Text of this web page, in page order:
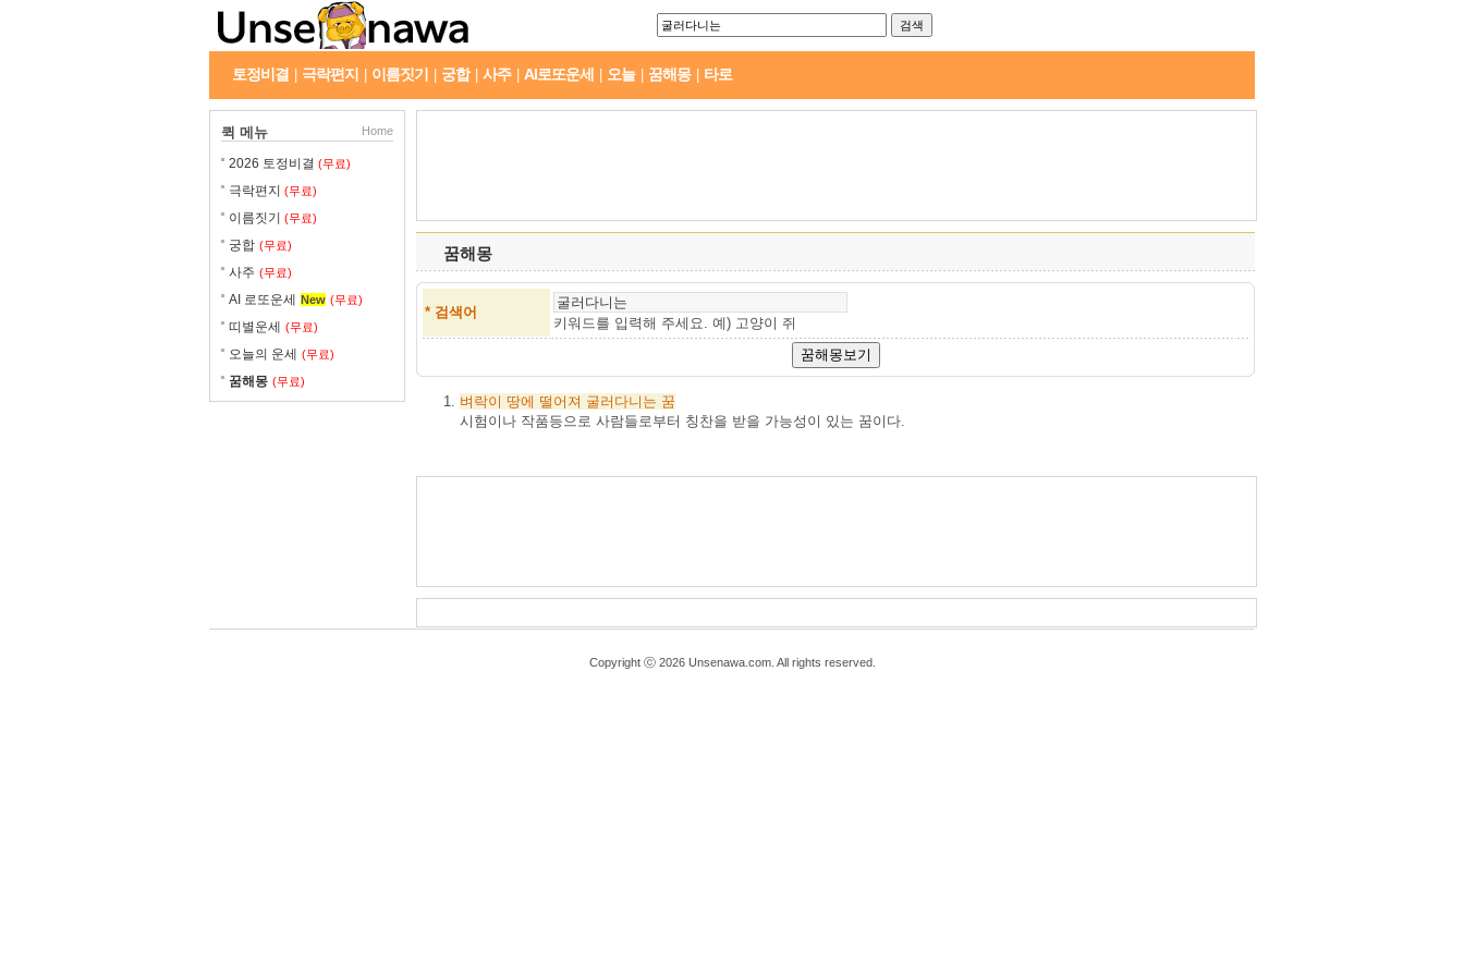
토정비결 극락편지 이름짓기 궁합 사주 AI로또운세 오늘 꿈해몽 타로
퀵 메뉴 Home
2026 토정비결 (무료)
극락편지 (무료)
이름짓기 (무료)
궁합 (무료)
사주 (무료)
AI 로또운세 New (무료)
띠별운세 (무료)
오늘의 운세 (무료)
꿈해몽 (무료)
꿈해몽
* 검색어
키워드를 입력해 주세요. 예) 고양이 쥐
벼락이 땅에 떨어져 굴러다니는 꿈
시험이나 작품등으로 사람들로부터 칭찬을 받을 가능성이 있는 꿈이다.
Copyright ⓒ 2026 Unsenawa.com. All rights reserved.